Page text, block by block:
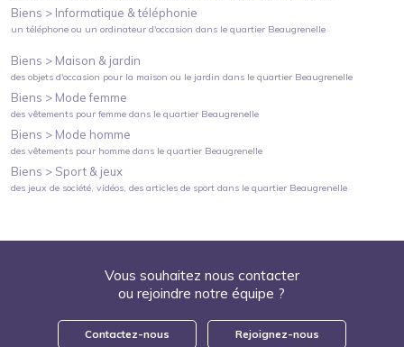
Biens > Informatique & téléphonie
un téléphone ou un ordinateur d'occasion dans le quartier Beaugrenelle
Biens > Maison & jardin
des objets d'occasion pour la maison ou le jardin dans le quartier Beaugrenelle
Biens > Mode femme
des vêtements pour femme dans le quartier Beaugrenelle
Biens > Mode homme
des vêtements pour homme dans le quartier Beaugrenelle
Biens > Sport & jeux
des jeux de société, vidéos, des articles de sport dans le quartier Beaugrenelle
Vous souhaitez nous contacter
ou rejoindre notre équipe ?
Contactez-nous Rejoignez-nous